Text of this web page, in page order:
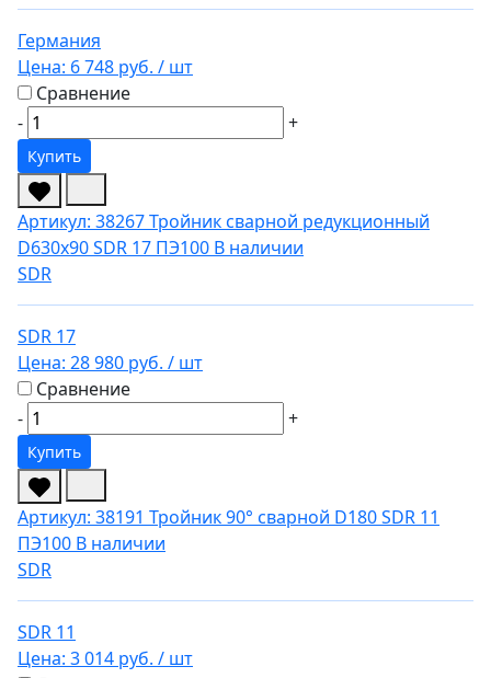
Германия
Цена: 6 748 руб. / шт
Сравнение
-
+
Купить
Артикул: 38267Тройник сварной редукционный
D630х90 SDR 17 ПЭ100 В наличии
SDR
SDR 17
Цена: 28 980 руб. / шт
Сравнение
-
+
Купить
Артикул: 38191 Тройник 90° сварной D180 SDR 11
ПЭ100 В наличии
SDR
SDR 11
Цена: 3 014 руб. / шт